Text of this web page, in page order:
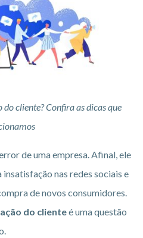
cliente? Confira as dicas que
de uma empresa. Afinal, ele
nas redes sociais e
de novos consumidores.
do clienteé uma questão